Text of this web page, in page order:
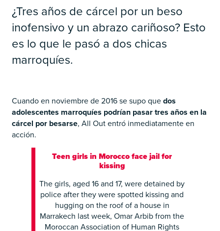
¿Tres años de cárcel por un beso
inofensivo y un abrazo cariñoso? Esto
es lo que le pasó a dos chicas
marroquíes.
Cuando en noviembre de 2016 se supo quedos
adolescentes marroquíes podrían pasar tres años en la
cárcel por besarse, All Out entró inmediatamente en
acción.
Teen girls in Morocco face jail for
kissing
The girls, aged 16 and 17, were detained by
police after they were spotted kissing and
hugging on the roof of a house in
Marrakech last week, Omar Arbib from the
Moroccan Association of Human Rights